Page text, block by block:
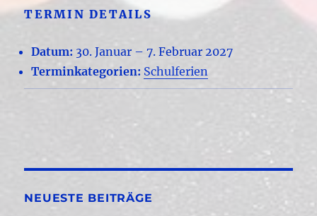
TERMIN DETAILS
Datum: 30. Januar –7. Februar 2027
Terminkategorien: Schulferien
NEUESTE BEITRÄGE